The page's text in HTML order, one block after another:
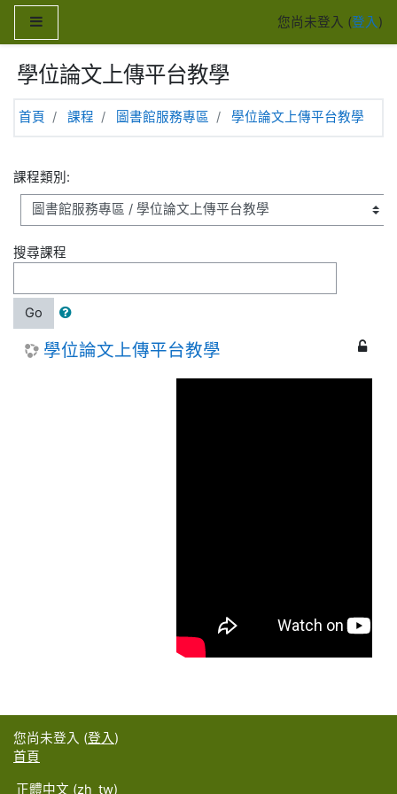
跳至主內容
您尚未登入 (登入)
學位論文上傳平台教學
首頁 課程 圖書館服務專區 學位論文上傳平台教學
課程類別:
搜尋課程
Go
學位論文上傳平台教學
您尚未登入 (登入)
首頁
正體中文 ‎(zh_tw)‎